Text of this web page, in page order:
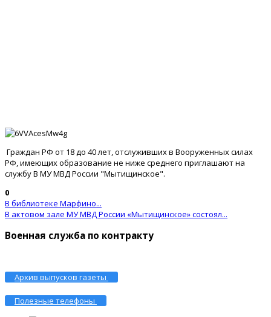
Граждан РФ от 18 до 40 лет, отслуживших в Вооруженных силах
РФ, имеющих образование не ниже среднего приглашают на
службу В МУ МВД России "Мытищинское".
0
В библиотеке Марфино...
В актовом зале МУ МВД России «Мытищинское» состоял...
Военная служба по контракту
Архив выпусков газеты
Полезные телефоны